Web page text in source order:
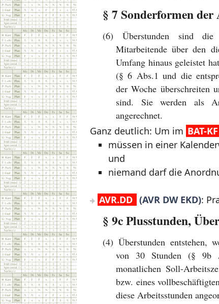
§ 7 Sonderformen
(6) Überstunden sind
Mitarbeitende über den
Umfang hinaus geleistet
(§ 6 Abs.1 und die
der Woche überschreiten
sind. Sie werden als
angerechnet.
Ganz deutlich: Um im BAT-KF
müssen in einer
und
niemand darf die
AVR.DD (AVR DW EKD):
§ 9c Plusstunden,
(4) Überstunden entstehen,
von 30 Stunden (§ 9b
monatlichen Soll-
bzw. eines
diese Arbeitsstunden